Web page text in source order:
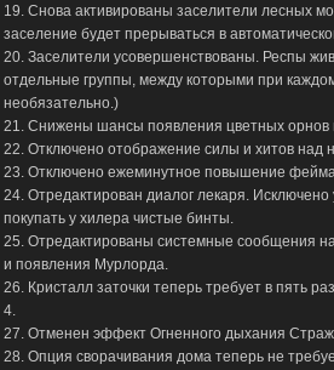
19. Снова активированы заселители лесных
заселение будет прерываться в
20. Заселители усовершенствованы. Респы
отдельные группы, между которыми при
необязательно.)
21. Снижены шансы появления цветных орнов
22. Отключено отображение силы и хитов над
23. Отключено ежеминутное повышение
24. Отредактирован диалог лекаря.
покупать у хилера чистые бинты.
25. Отредактированы системные сообщения
и появления Мурлорда.
26. Кристалл заточки теперь требует в пять
4.
27. Отменен эффект Огненного дыхания
28. Опция сворачивания дома теперь не